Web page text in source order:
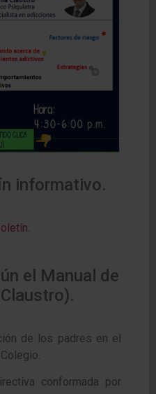
informativo.
el Manual de
de los padres en el
conformada por